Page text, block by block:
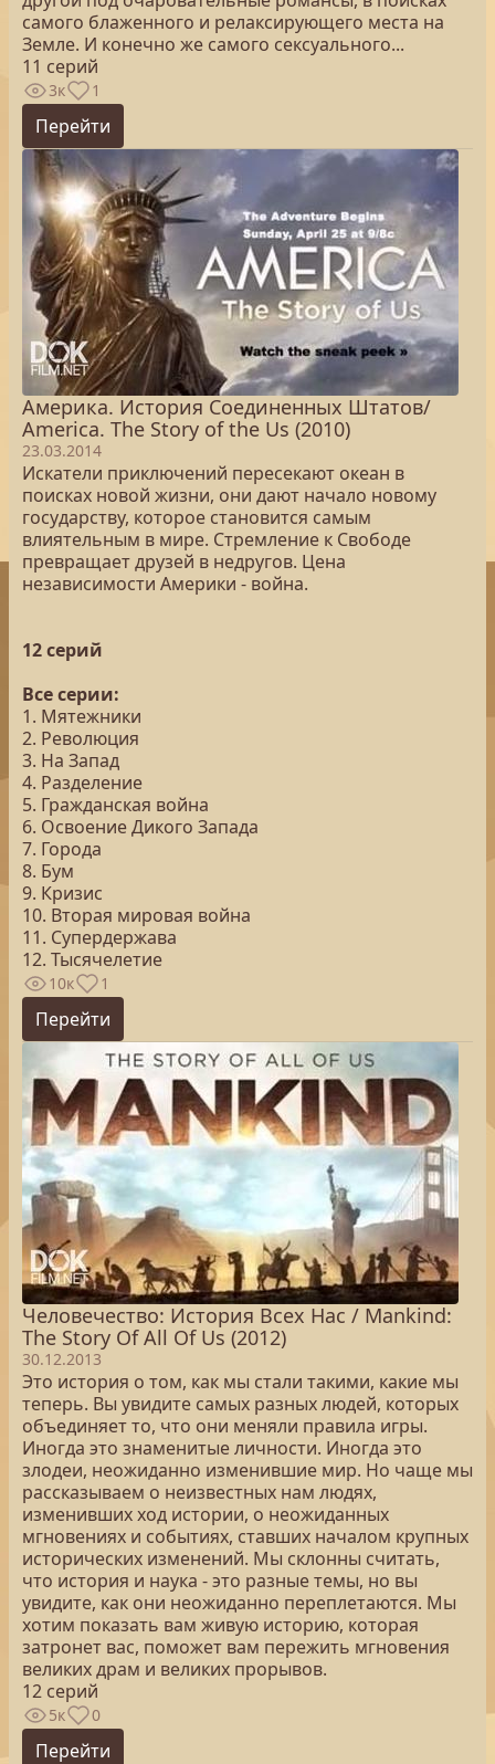
самого блаженного и релаксирующего места на
Земле. И конечно же самого сексуального...
11 серий
3к 1
Перейти
Америка. История Соединенных Штатов/
America. The Story of the Us (2010)
23.03.2014
Искатели приключений пересекают океан в
поисках новой жизни, они дают начало новому
государству, которое становится самым
влиятельным в мире. Стремление к Свободе
превращает друзей в недругов. Цена
независимости Америки - война.
12 серий
Все серии:
1. Мятежники
2. Революция
3. На Запад
4. Разделение
5. Гражданская война
6. Освоение Дикого Запада
7. Города
8. Бум
9. Кризис
10. Вторая мировая война
11. Супердержава
12. Тысячелетие
10к 1
Перейти
Человечество: История Всех Нас / Mankind:
The Story Of All Of Us (2012)
30.12.2013
Это история о том, как мы стали такими, какие мы
теперь. Вы увидите самых разных людей, которых
объединяет то, что они меняли правила игры.
Иногда это знаменитые личности. Иногда это
злодеи, неожиданно изменившие мир. Но чаще мы
рассказываем о неизвестных нам людях,
изменивших ход истории, о неожиданных
мгновениях и событиях, ставших началом крупных
исторических изменений. Мы склонны считать,
что история и наука - это разные темы, но вы
увидите, как они неожиданно переплетаются. Мы
хотим показать вам живую историю, которая
затронет вас, поможет вам пережить мгновения
великих драм и великих прорывов.
12 серий
5к 0
Перейти